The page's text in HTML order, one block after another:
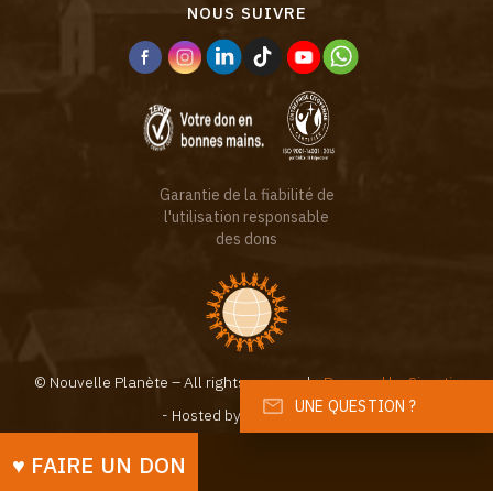
♥︎ FAIRE UN DON
UNE QUESTION ?
NOUS SUIVRE
Garantie de la fiabilité de
l'utilisation responsable
des dons
© Nouvelle Planète – All rights reserved -Powered by Sinartis
- Hosted by